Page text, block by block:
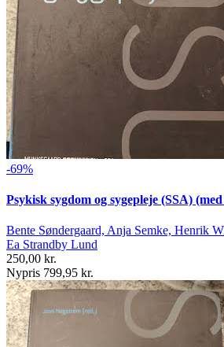
-69%
Psykisk sygdom og sygepleje (SSA)
Bente Søndergaard, Anja Semke, Henrik
Ea Strandby Lund
250,00 kr.
Nypris 799,95 kr.